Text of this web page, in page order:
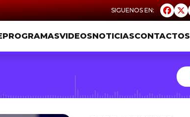
PROGRAMASVIDEOSNOTICIASCONTACTOS